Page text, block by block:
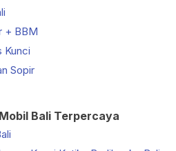
+ BBM
Kunci
Sopir
Bali Terpercaya